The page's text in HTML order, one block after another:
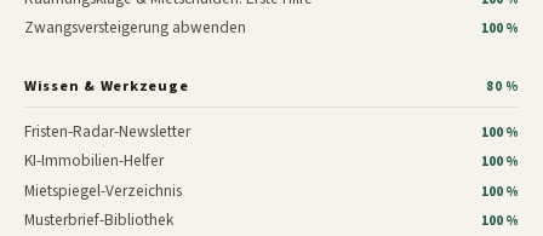
Zwangsversteigerung abwenden 100 %
Wissen & Werkzeuge 80 %
Fristen-Radar-Newsletter 100 %
KI-Immobilien-Helfer 100 %
Mietspiegel-Verzeichnis 100 %
Musterbrief-Bibliothek 100 %